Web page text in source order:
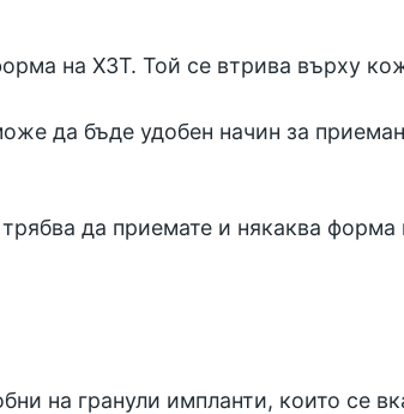
на ХЗТ. Той се втрива върху
да бъде удобен начин за
да приемате и някаква форма
на гранули импланти, които се